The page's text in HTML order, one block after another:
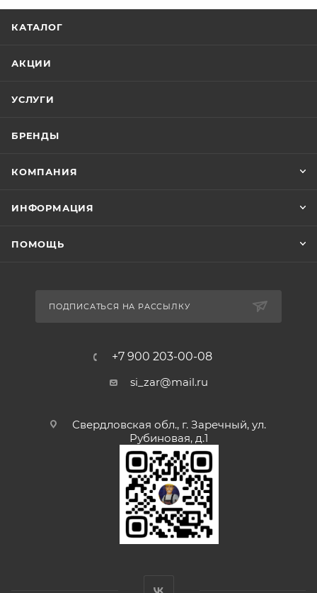
КАТАЛОГ
АКЦИИ
УСЛУГИ
БРЕНДЫ
КОМПАНИЯ
ИНФОРМАЦИЯ
ПОМОЩЬ
ПОДПИСАТЬСЯ НА РАССЫЛКУ
+7 900 203-00-08
si_zar@mail.ru
Свердловская обл., г. Заречный, ул.
Рубиновая, д.1